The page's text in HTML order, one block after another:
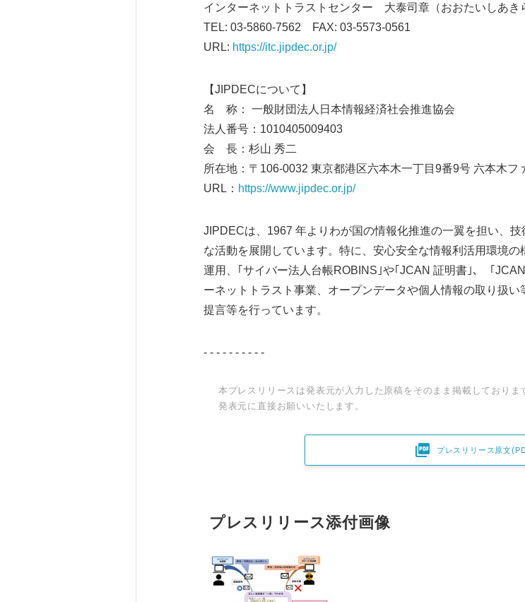
インターネットトラストセンター 大泰司章（おおたいしあき
TEL: 03-5860-7562 FAX: 03-5573-0561
URL: https://itc.jipdec.or.jp/
【JIPDECについて】
名 称： 一般財団法人日本情報経済社会推進協会
法人番号：1010405009403
会 長：杉山 秀二
所在地：〒106-0032 東京都港区六本木一丁目9番9号 六本木フ
URL： https://www.jipdec.or.jp/
JIPDECは、1967 年よりわが国の情報化推進の一翼を担い、
な活動を展開しています。特に、安心安全な情報利活用環境
運用、｢サイバー法人台帳ROBINS｣や｢JCAN 証明書｣、「
ーネットトラスト事業、オープンデータや個人情報の取り扱
提言等を行っています。
- - - - - - - - - -
本プレスリリースは発表元が入力した原稿をそのまま掲載しており
発表元に直接お願いいたします。
 プレスリリース原文
プレスリリース添付画像